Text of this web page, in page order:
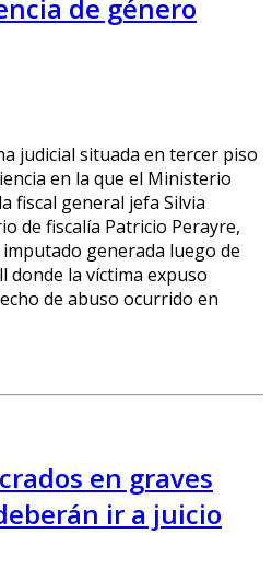
de género
judicial situada en tercer piso
en la que el Ministerio
fiscal general jefa Silvia
de fiscalía Patricio Perayre,
generada luego de
donde la víctima expuso
de abuso ocurrido en
en graves
ir a juicio